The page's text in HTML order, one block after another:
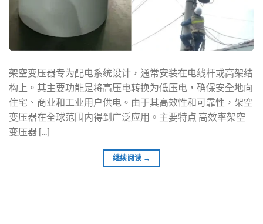
架空变压器专为配电系统设计，通常安装在电线杆或高架结
构上。其主要功能是将高压电转换为低压电，确保安全地向
住宅、商业和工业用户供电。由于其高效性和可靠性，架空
变压器在全球范围内得到广泛应用。主要特点 高效率架空
变压器 [...]
继续阅读 →